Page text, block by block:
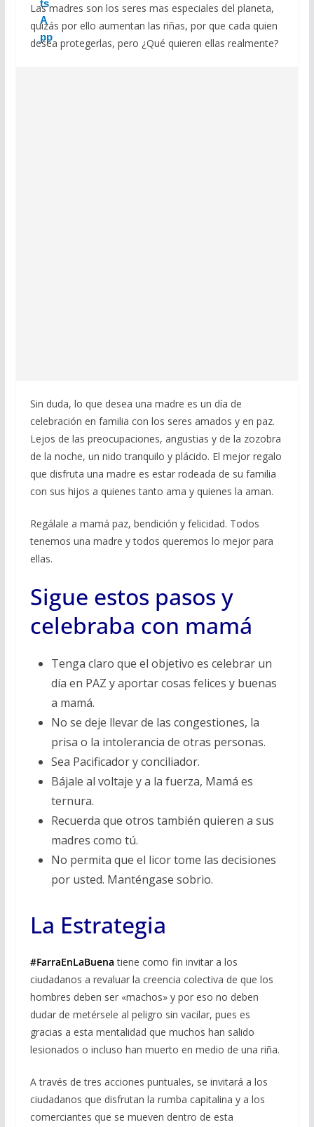
Las madres son los seres mas especiales del planeta,
quizás por ello aumentan las riñas, por que cada quien
desea protegerlas, pero ¿Qué quieren ellas realmente?
Sin duda, lo que desea una madre es un día de
celebración en familia con los seres amados y en paz.
Lejos de las preocupaciones, angustias y de la zozobra
de la noche, un nido tranquilo y plácido. El mejor regalo
que disfruta una madre es estar rodeada de su familia
con sus hijos a quienes tanto ama y quienes la aman.
Regálale a mamá paz, bendición y felicidad. Todos
tenemos una madre y todos queremos lo mejor para
ellas.
Sigue estos pasos y
celebraba con mamá
Tenga claro que el objetivo es celebrar un
día en PAZ y aportar cosas felices y buenas
a mamá.
No se deje llevar de las congestiones, la
prisa o la intolerancia de otras personas.
Sea Pacificador y conciliador.
Bájale al voltaje y a la fuerza, Mamá es
ternura.
Recuerda que otros también quieren a sus
madres como tú.
No permita que el licor tome las decisiones
por usted. Manténgase sobrio.
La Estrategia
#FarraEnLaBuena tiene como fin invitar a los
ciudadanos a revaluar la creencia colectiva de que los
hombres deben ser «machos» y por eso no deben
dudar de metérsele al peligro sin vacilar, pues es
gracias a esta mentalidad que muchos han salido
lesionados o incluso han muerto en medio de una riña.
A través de tres acciones puntuales, se invitará a los
ciudadanos que disfrutan la rumba capitalina y a los
comerciantes que se mueven dentro de esta